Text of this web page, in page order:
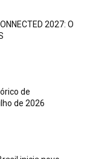
2027: O
de
de 2026